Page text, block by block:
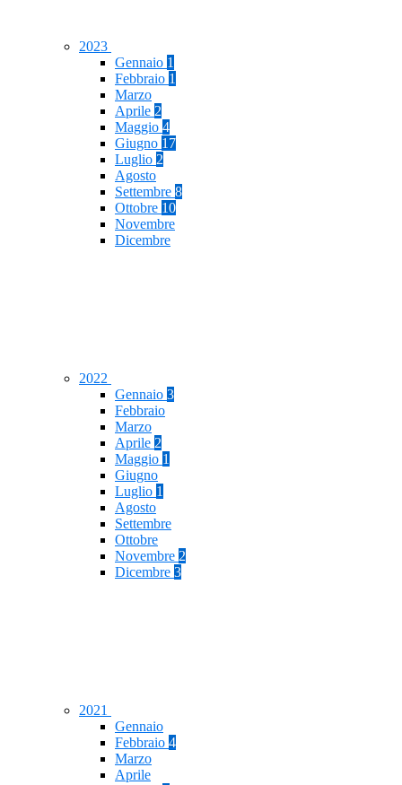
2023
Gennaio 1
Febbraio 1
Marzo
Aprile 2
Maggio 4
Giugno 17
Luglio 2
Agosto
Settembre 8
Ottobre 10
Novembre
Dicembre
2022
Gennaio 3
Febbraio
Marzo
Aprile 2
Maggio 1
Giugno
Luglio 1
Agosto
Settembre
Ottobre
Novembre 2
Dicembre 3
2021
Gennaio
Febbraio 4
Marzo
Aprile